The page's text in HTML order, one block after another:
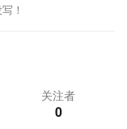
！
关注者
0